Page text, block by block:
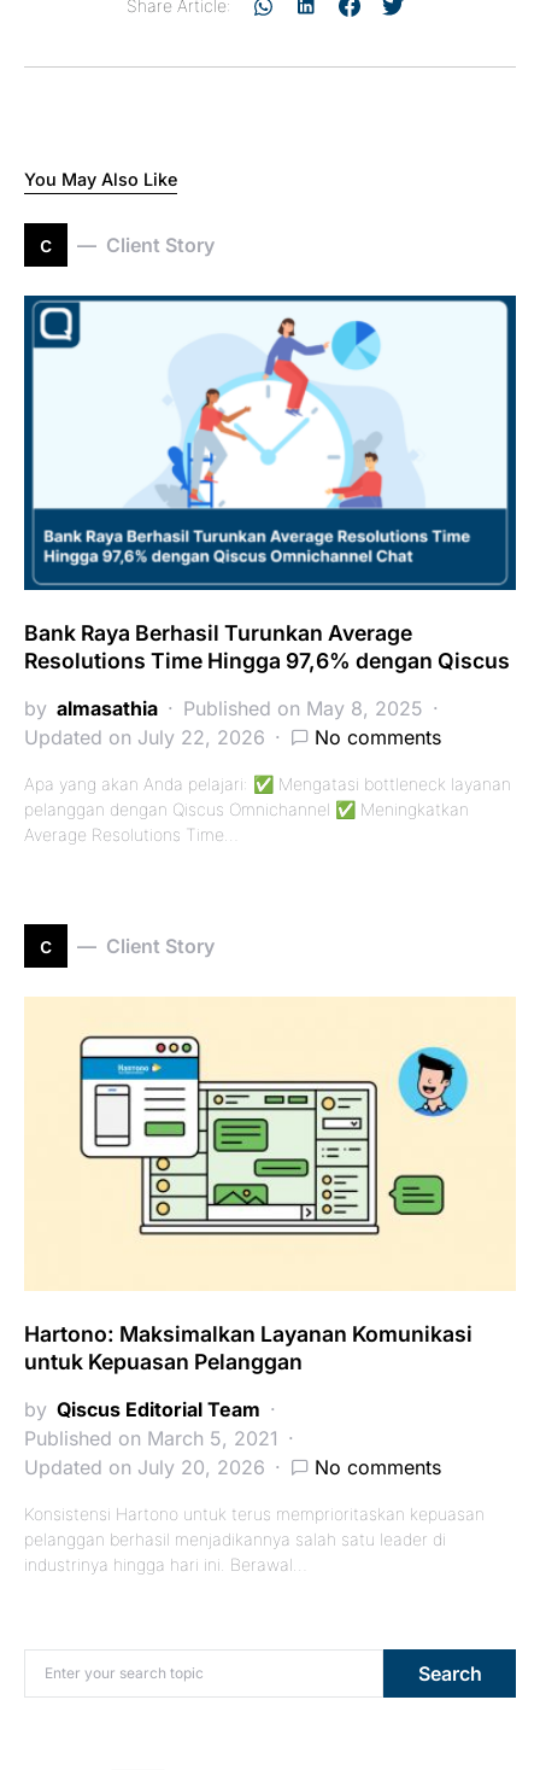
Share Article:
You May Also Like
c Client Story
Bank Raya Berhasil Turunkan Average
Resolutions Time Hingga 97,6% dengan Qiscus
by almasathia
Published on May 8, 2025
Updated on July 22, 2026
No comments
Apa yang akan Anda pelajari: ✅ Mengatasi bottleneck layanan
pelanggan dengan Qiscus Omnichannel ✅ Meningkatkan
Average Resolutions Time…
c Client Story
Hartono: Maksimalkan Layanan Komunikasi
untuk Kepuasan Pelanggan
by Qiscus Editorial Team
Published on March 5, 2021
Updated on July 20, 2026
No comments
Konsistensi Hartono untuk terus memprioritaskan kepuasan
pelanggan berhasil menjadikannya salah satu leader di
industrinya hingga hari ini. Berawal…
Search for: Search